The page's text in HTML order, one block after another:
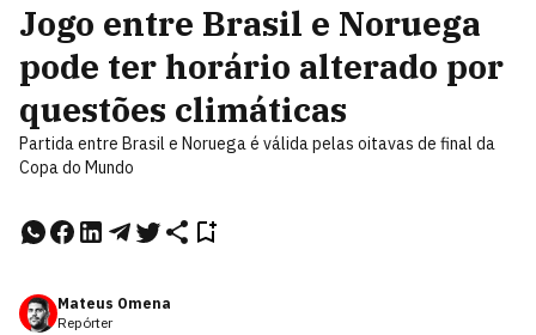
Jogo entre Brasil e Noruega
pode ter horário alterado por
questões climáticas
Partida entre Brasil e Noruega é válida pelas oitavas de final da
Copa do Mundo
Mateus Omena
Repórter